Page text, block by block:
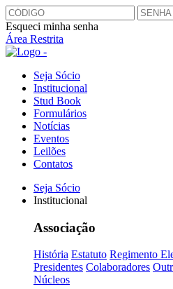
Esqueci minha senha
Área Restrita
Seja Sócio
Institucional
Stud Book
Formulários
Notícias
Eventos
Leilões
Contatos
Seja Sócio
Institucional
Associação
História Estatuto Regimento
Presidentes Colaboradores
Núcleos